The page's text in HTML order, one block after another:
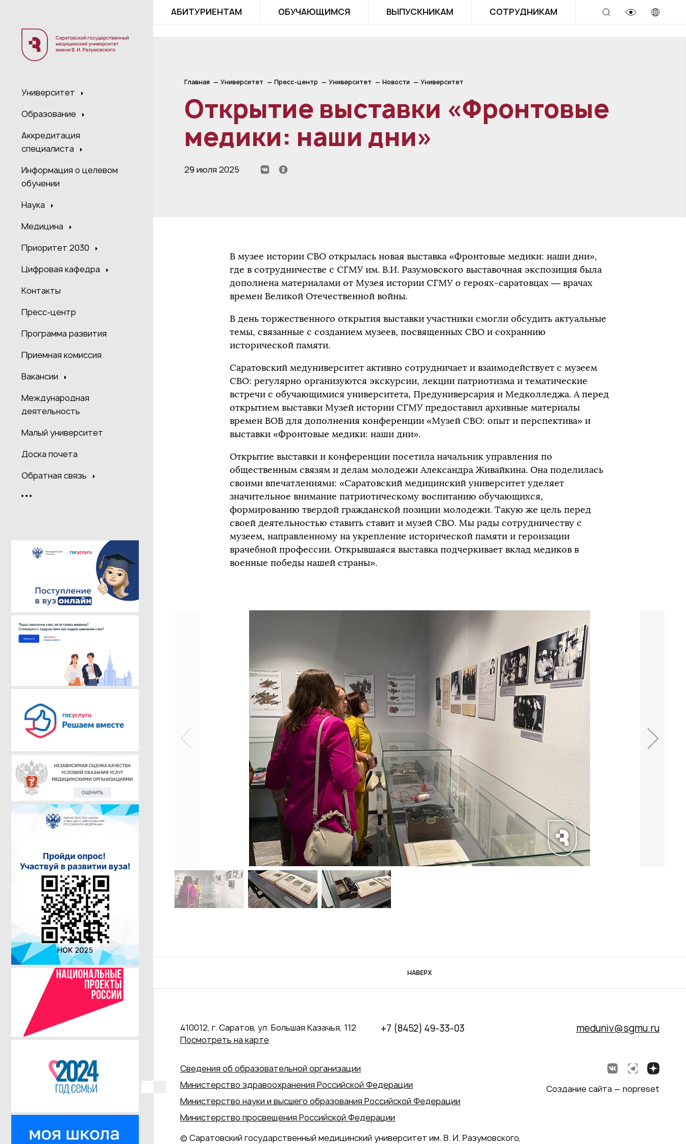
Университет
Образование
Аккредитация
специалиста
Информация о целевом
обучении
Наука
Медицина
Приоритет 2030
Цифровая кафедра
Контакты
Пресс-центр
Программа развития
Приемная комиссия
Вакансии
Международная
деятельность
Малый университет
Доска почета
Обратная связь
АБИТУРИЕНТАМ ОБУЧАЮЩИМСЯ ВЫПУСКНИКАМ СОТРУДНИКАМ
Главная Университет Пресс-центр Университет Новости Университет
Открытие выставки «Фронтовые
медики: наши дни»
29 июля 2025
В музее истории СВО открылась новая выставка «Фронтовые медики: наши дни»,
где в сотрудничестве с СГМУ им. В.И. Разумовского выставочная экспозиция была
дополнена материалами от Музея истории СГМУ о героях-саратовцах — врачах
времен Великой Отечественной войны.
В день торжественного открытия выставки участники смогли обсудить актуальные
темы, связанные с созданием музеев, посвященных СВО и сохраннию
исторической памяти.
Саратовский медуниверситет активно сотрудничает и взаимодействует с музеем
СВО: регулярно организуются экскурсии, лекции патриотизма и тематические
встречи с обучающимися университета, Предуниверсария и Медколледжа. А перед
открытием выставки Музей истории СГМУ предоставил архивные материалы
времен ВОВ для дополнения конференции «Музей СВО: опыт и перспектива» и
выставки «Фронтовые медики: наши дни».
Открытие выставки и конференции посетила начальник управления по
общественным связям и делам молодежи Александра Живайкина. Она поделилась
своими впечатлениями: «Саратовский медицинский университет уделяет
значительное внимание патриотическому воспитанию обучающихся,
формированию твердой гражданской позиции молодежи. Такую же цель перед
своей деятельностью ставить ставит и музей СВО. Мы рады сотрудничеству с
музеем, направленному на укрепление исторической памяти и героизации
врачебной профессии. Открывшаяся выставка подчеркивает вклад медиков в
военные победы нашей страны».
НАВЕРХ
410012, г. Саратов, ул. Большая Казачья, 112
Посмотреть на карте
+7 (8452) 49-33-03 meduniv@sgmu.ru
Сведения об образовательной организации
Министерство здравоохранения Российской Федерации
Министерство науки и высшего образования Российской Федерации
Министерство просвещения Российской Федерации
© Саратовский государственный медицинский университет им. В. И. Разумовского,
Создание сайта — nopreset